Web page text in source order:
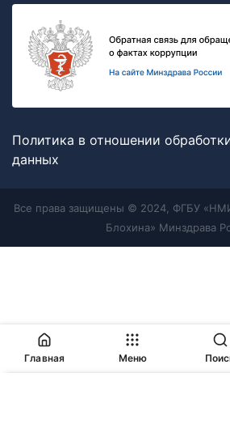
Политика в отношении
данных
Все права защищены © 2024, ФГБУ
Блохина» Минздрава
Главная Меню